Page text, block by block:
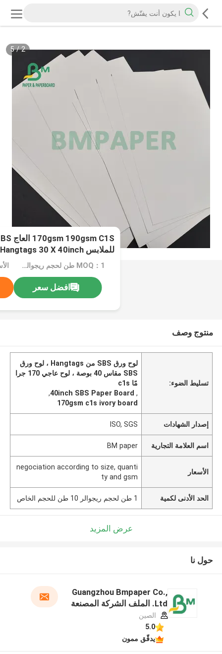
2
/
5
للملابس Hangtags 30 X 40inch البياض العالي
MOQ：1 طن لحجم ريجوالر 10 طن للحجم الخاص
افضل سعر
منتوج وصف
تسليط الضوء:
لوح ورق SBS من Hangtags ، لوح ورق
SBS مقاس 40 بوصة ، لوح عاجي 170 جرا
مًا c1s
,
40inch SBS Paper Board
,
170gsm c1s ivory board
إصدار الشهادات ISO, SGS
اسم العلامة التجارية BM paper
الأسعار
negociation according to size, quanti
ty and gsm
الحد الأدنى لكمية 1 طن لحجم ريجوالر 10 طن للحجم الخاص
عرض المزيد
حول نا
Guangzhou Bmpaper Co.,
Ltd. الملف الشركة المصنعة
الصين
5.0
يدقّق ممون